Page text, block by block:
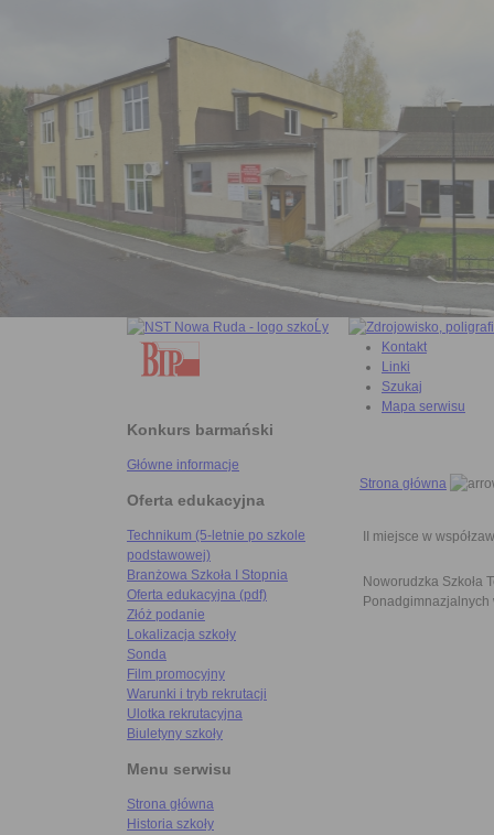
Konkurs barmański
Główne informacje
Oferta edukacyjna
Technikum (5-letnie po szkole
podstawowej)
Branżowa Szkoła I Stopnia
Oferta edukacyjna (pdf)
Złóż podanie
Lokalizacja szkoły
Sonda
Film promocyjny
Warunki i tryb rekrutacji
Ulotka rekrutacyjna
Biuletyny szkoły
Menu serwisu
Strona główna
Historia szkoły
Kontakt
Linki
Szukaj
Mapa serwisu
Strona główna
II miejsce w
Noworudzka Szkoła